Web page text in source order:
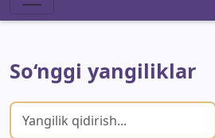
So‘nggi yangiliklar